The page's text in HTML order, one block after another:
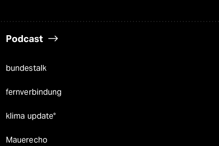
Podcast
bundestalk
fernverbindung
klima update°
Mauerecho